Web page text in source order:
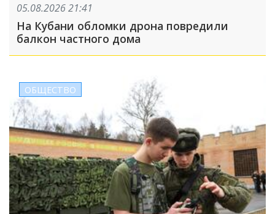
05.08.2026 21:41
На Кубани обломки дрона повредили
балкон частного дома
ОБЩЕСТВО